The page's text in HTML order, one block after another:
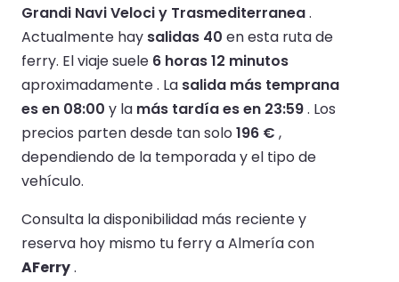
Grandi Navi Veloci y Trasmediterranea.
Actualmente hay salidas 40 en esta ruta de
ferry. El viaje suele 6 horas 12 minutos
aproximadamente . La salida más temprana
es en 08:00 y la más tardía es en 23:59. Los
precios parten desde tan solo 196 € ,
dependiendo de la temporada y el tipo de
vehículo.
Consulta la disponibilidad más reciente y
reserva hoy mismo tu ferry a Almería con
AFerry.